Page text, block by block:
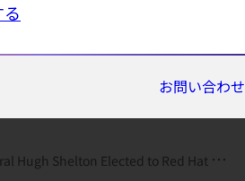
お問い合わせ
Shelton Elected to Red Hat Board of Directors...